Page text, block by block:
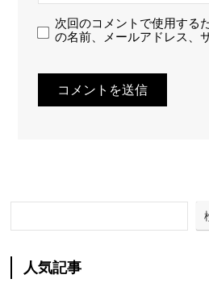
次回のコメントで使用する
の名前、メールアドレス、
人気記事